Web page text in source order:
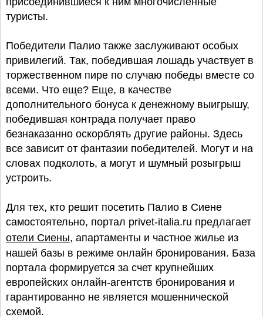
туристы.
Победители Палио также заслуживают особых
привилегий. Так, победившая лошадь участвует в
торжественном пире по случаю победы вместе со
всеми. Что еще? Еще, в качестве
дополнительного бонуса к денежному выигрышу,
победившая контрада получает право
безнаказанно оскорблять другие районы. Здесь
все зависит от фантазии победителей. Могут и на
словах подколоть, а могут и шумный розыгрыш
устроить.
Для тех, кто решит посетить Палио в Сиене
самостоятельно, портал privet-italia.ru предлагает
отели Сиены, апартаменты и частное жилье из
нашей базы в режиме онлайн бронирования. База
портала формируется за счет крупнейших
европейских онлайн-агентств бронирования и
гарантированно не является мошеннической
схемой.